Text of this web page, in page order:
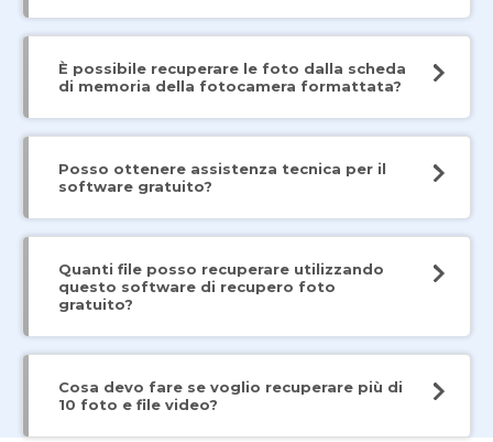
È possibile recuperare le foto dalla scheda
di memoria della fotocamera formattata?
Posso ottenere assistenza tecnica per il
software gratuito?
Quanti file posso recuperare utilizzando
questo software di recupero foto
gratuito?
Cosa devo fare se voglio recuperare più di
10 foto e file video?